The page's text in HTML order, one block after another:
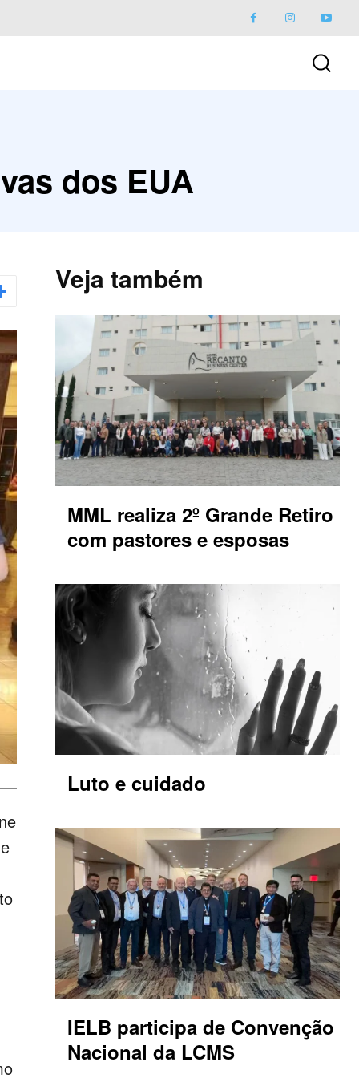
dos EUA
Veja também
MML realiza 2º Grande Retiro
com pastores e esposas
Luto e cuidado
IELB participa de Convenção
Nacional da LCMS